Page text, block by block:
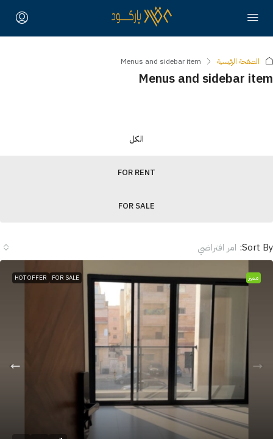
الصفحة الرئيسية Menus and sidebar item
Menus and sidebar
الكل
FOR RENT
FOR SALE
Sort امر افتراضي
مميز FOR SALE
HOT OFFER